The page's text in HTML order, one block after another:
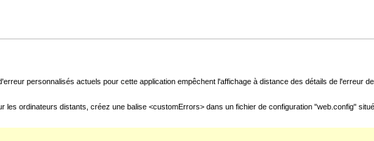
personnalisés actuels pour cette application empêchent l'affichage à distance des détails de l'erreur
ordinateurs distants, créez une balise <customErrors> dans un fichier de configuration "web.config"